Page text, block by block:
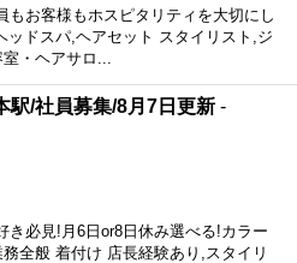
もお客様もホスピタリティを大切にし
ドスパ,ヘアセット スタイリスト,ジ
・ヘアサロ...
駅/社員募集/8月7日更新 -
き必見!月6日or8日休み選べる!カラー
全般 着付け 店長経験あり,スタイリ